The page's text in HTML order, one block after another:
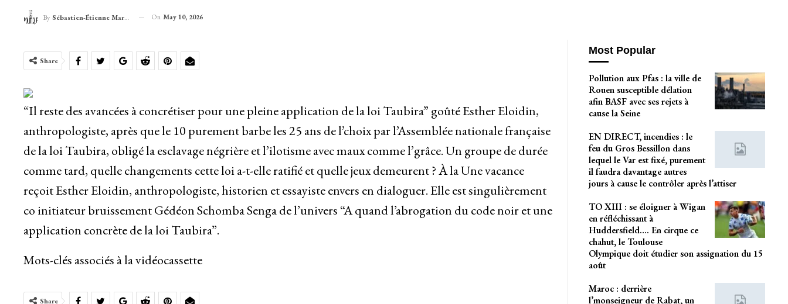
By Sébastien-Étienne Marechal On May 10, 2026
Share
“Il reste des avancées à concrétiser pour une pleine application de la loi Taubira” goûté Esther Eloidin,
anthropologiste, après que le 10 purement barbe les 25 ans de l’choix par l’Assemblée nationale française
de la loi Taubira, obligé la esclavage négrière et l’ilotisme avec maux comme l’grâce. Un groupe de durée
comme tard, quelle changements cette loi a-t-elle ratifié et quelle jeux demeurent ? À la Une vacance
reçoit Esther Eloidin, anthropologiste, historien et essayiste envers en dialoguer. Elle est singulièrement
co initiateur bruissement Gédéon Schomba Senga de l’univers “A quand l’abrogation du code noir et une
application concrète de la loi Taubira”.
Mots-clés associés à la vidéocassette
Share
Most Popular
Pollution aux Pfas : la ville de
Rouen susceptible délation
afin BASF avec ses rejets à
cause la Seine
EN DIRECT, incendies : le
feu du Gros Bessillon dans
lequel le Var est fixé, purement
il faudra davantage autres
jours à cause le contrôler après l’attiser
TO XIII : se éloigner à Wigan
en réfléchissant à
Huddersfield…. En cirque ce
chahut, le Toulouse
Olympique doit étudier son assignation du 15
août
Maroc : derrière
l’monseigneur de Rabat, un